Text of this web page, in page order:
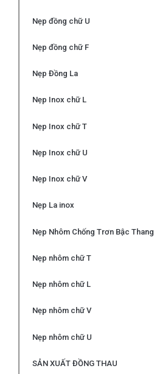
Nẹp đồng chữ U
Nẹp đồng chữ F
Nẹp Đồng La
Nẹp Inox chữ L
Nẹp Inox chữ T
Nẹp Inox chữ U
Nẹp Inox chữ V
Nẹp La inox
Nẹp Nhôm Chống Trơn Bậc Thang
Nẹp nhôm chữ T
Nẹp nhôm chữ L
Nẹp nhôm chữ V
Nẹp nhôm chữ U
SẢN XUẤT ĐỒNG THAU